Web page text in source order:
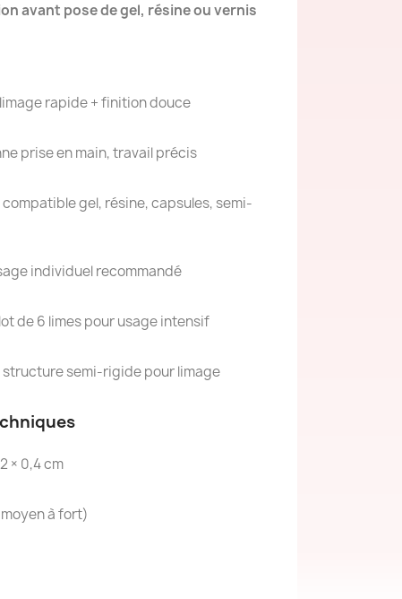
avant pose de gel, résine ou vernis
rapide + finition douce
prise en main, travail précis
compatible gel, résine, capsules, semi-
individuel recommandé
de 6 limes pour usage intensif
structure semi-rigide pour limage
× 0,4 cm
à fort)